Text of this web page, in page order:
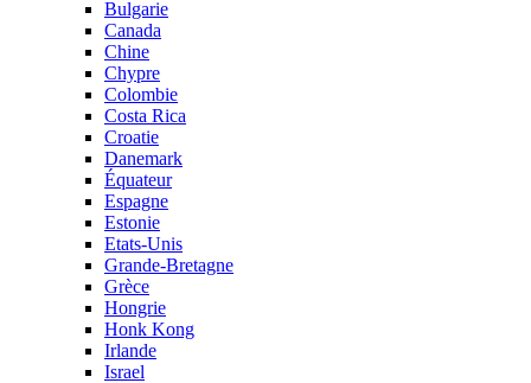
Bulgarie
Canada
Chine
Chypre
Colombie
Costa Rica
Croatie
Danemark
Équateur
Espagne
Estonie
Etats-Unis
Grande-Bretagne
Grèce
Hongrie
Honk Kong
Irlande
Israel